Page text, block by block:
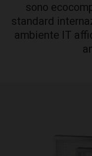
sono
standard
ambiente IT